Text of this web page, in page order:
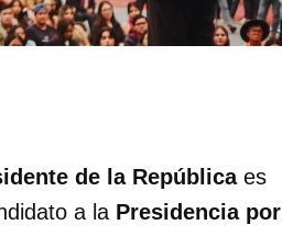
de la Repúblicaes
a la Presidencia por